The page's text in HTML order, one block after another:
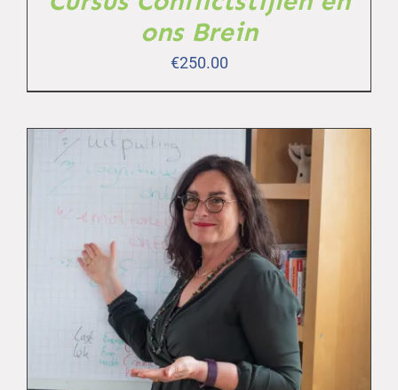
ons Brein
€250.00
TOEVOEGEN AAN WINKELWAGEN / DETAILS